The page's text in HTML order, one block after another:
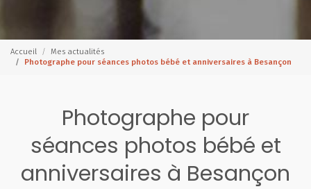
Accueil
Mes actualités
Photographe pour séances photos bébé et anniversaires à Besançon
Photographe pour
séances photos bébé et
anniversaires à Besançon